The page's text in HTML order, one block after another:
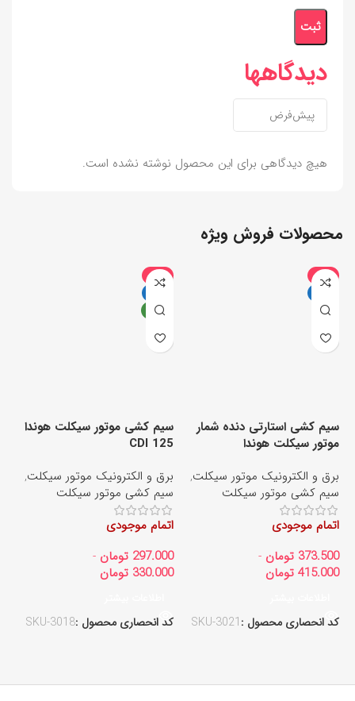
دیدگاهها
هیچ دیدگاهی برای این محصول نوشته نشده است.
محصولات فروش ویژه
-9%
سیم کشی استارتی دنده شمار
موتور سیکلت هوندا
برق و الکترونیک موتور سیکلت,
سیم کشی موتور سیکلت
اتمام موجودی
373.500 تومان -
415.000 تومان
کد انحصاری محصول :SKU-3021
-6%
جدید
سیم کشی موتور سیکلت هوندا
CDI 125
برق و الکترونیک موتور سیکلت,
سیم کشی موتور سیکلت
اتمام موجودی
297.000 تومان -
330.000 تومان
کد انحصاری محصول :SKU-3018